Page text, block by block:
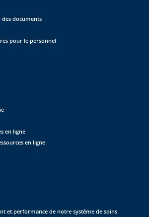
documents
pour le personnel
en ligne
en ligne
et performance de notre système de soins